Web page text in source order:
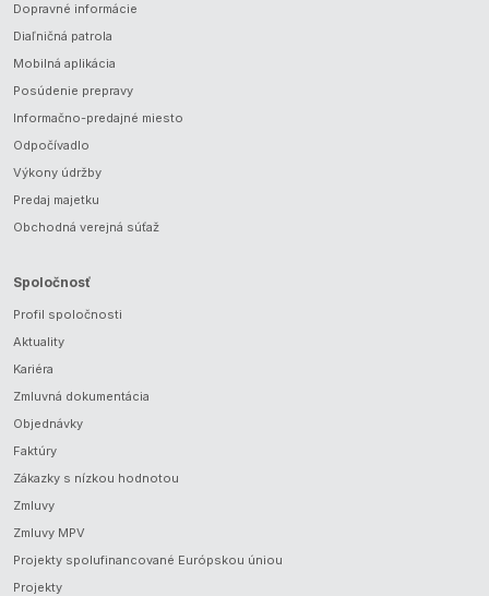
Dopravné informácie
Diaľničná patrola
Mobilná aplikácia
Posúdenie prepravy
Informačno-predajné miesto
Odpočívadlo
Výkony údržby
Predaj majetku
Obchodná verejná súťaž
Spoločnosť
Profil spoločnosti
Aktuality
Kariéra
Zmluvná dokumentácia
Objednávky
Faktúry
Zákazky s nízkou hodnotou
Zmluvy
Zmluvy MPV
Projekty spolufinancované Európskou úniou
Projekty